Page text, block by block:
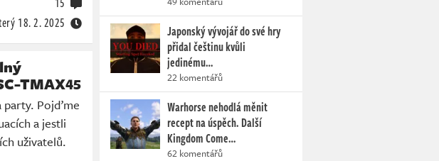
18. 2. 2025
TMAX45
party. Pojďme
a jestli
uživatelů.
Japonský vývojář do své hry
přidal češtinu kvůli
jedinému…
22 komentářů
Warhorse nehodlá měnit
recept na úspěch. Další
Kingdom Come…
62 komentářů